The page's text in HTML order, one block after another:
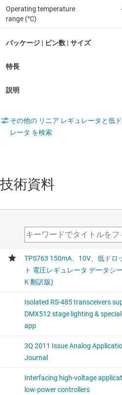
Operating temperature
range (°C)
その他の リニア レギュレータと低
レータ を検索
技術資料